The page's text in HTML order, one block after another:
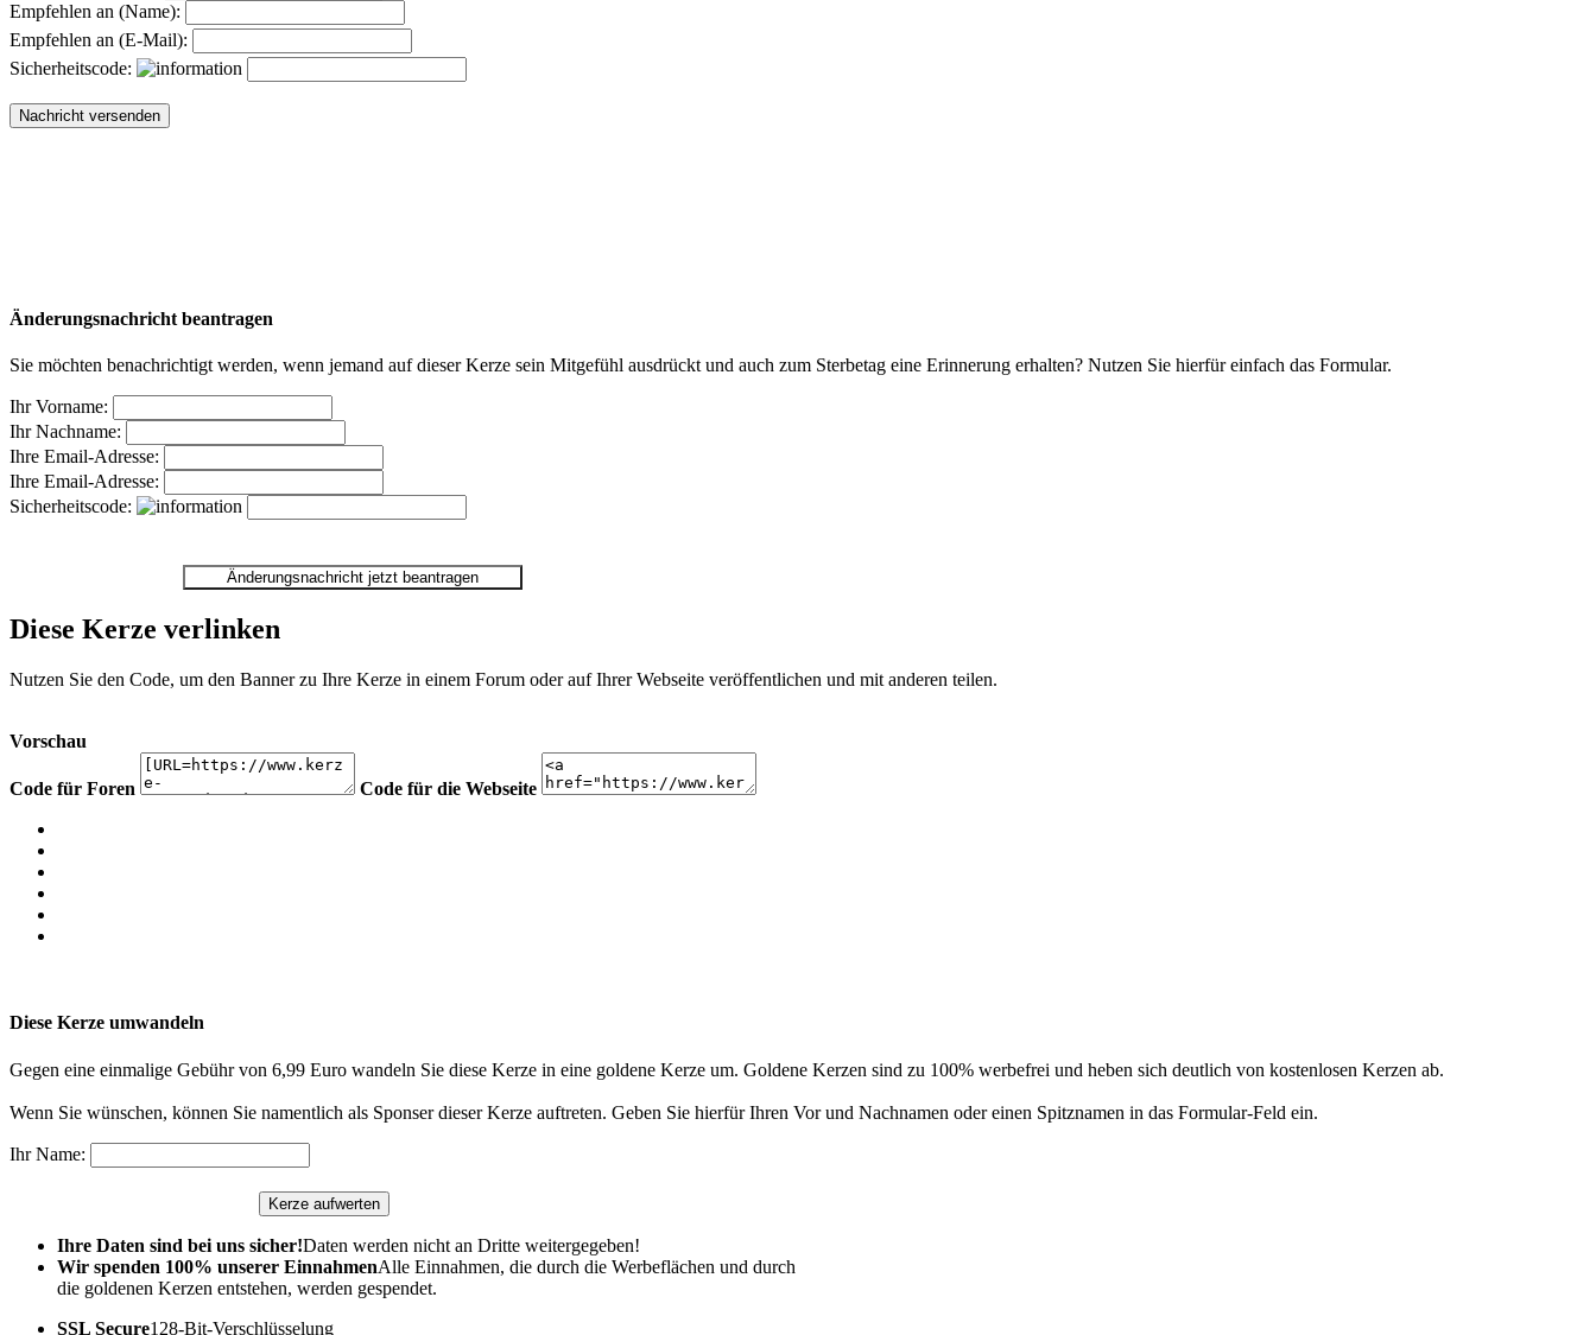
Empfehlen an (Name):
Empfehlen an (E-Mail):
Sicherheitscode:
Änderungsnachricht beantragen
Sie möchten benachrichtigt werden, wenn jemand auf dieser Kerze sein Mitgefühl ausdrückt und auch zum Sterbetag eine Erinnerung erhalten? Nutzen Sie hierfür einfach das Formular.
Ihr Vorname:
Ihr Nachname:
Ihre Email-Adresse:
Ihre Email-Adresse:
Sicherheitscode:
Diese Kerze verlinken
Nutzen Sie den Code, um den Banner zu Ihre Kerze in einem Forum oder auf Ihrer Webseite veröffentlichen und mit anderen teilen.
Vorschau
Code für Foren Code für die Webseite
Diese Kerze umwandeln
Gegen eine einmalige Gebühr von 6,99 Euro wandeln Sie diese Kerze in eine goldene Kerze um. Goldene Kerzen sind zu 100% werbefrei und heben sich deutlich von kostenlosen Kerzen ab.
Wenn Sie wünschen, können Sie namentlich als Sponser dieser Kerze auftreten. Geben Sie hierfür Ihren Vor und Nachnamen oder einen Spitznamen in das Formular-Feld ein.
Ihr Name:
Ihre Daten sind bei uns sicher!Daten werden nicht an Dritte weitergegeben!
Wir spenden 100% unserer EinnahmenAlle Einnahmen, die durch die Werbeflächen und durch
die goldenen Kerzen entstehen, werden gespendet.
SSL Secure128-Bit-Verschlüsselung